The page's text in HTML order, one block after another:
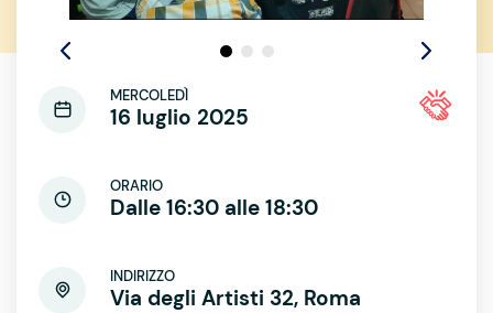
MERCOLEDÌ
16 luglio 2025
ORARIO
Dalle 16:30 alle 18:30
INDIRIZZO
Via degli Artisti 32, Roma